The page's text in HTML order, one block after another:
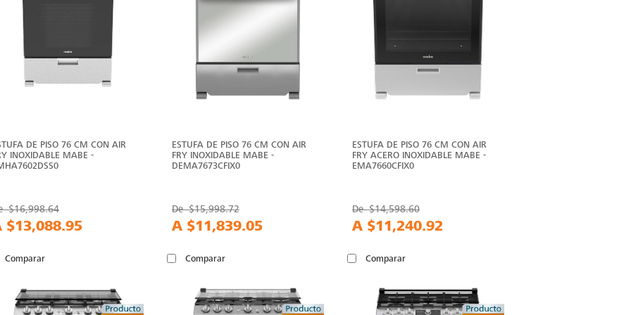
DE PISO 76 CM CON AIR
INOXIDABLE MABE -
$16,998.64
$13,088.95
Comparar
ESTUFA DE PISO 76 CM CON AIR
FRY INOXIDABLE MABE -
DEMA7673CFIX0
De$15,998.72
A $11,839.05
Comparar
ESTUFA DE PISO 76 CM CON AIR
FRY ACERO INOXIDABLE MABE -
EMA7660CFIX0
De$14,598.60
A $11,240.92
Comparar